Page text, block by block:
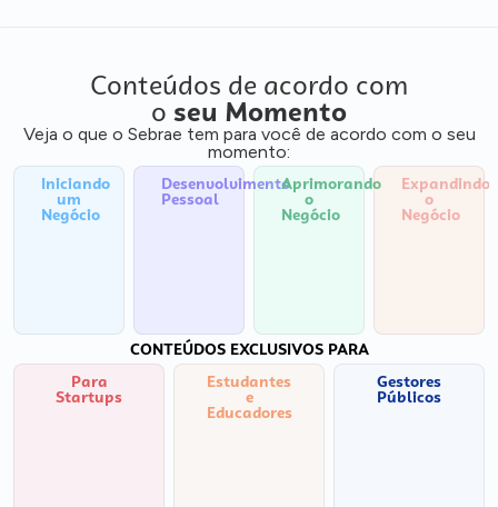
Conteúdos de acordo com
o seu Momento
Veja o que o Sebrae tem para você de acordo com o seu
momento:
Iniciando
um
Negócio
Desenvolvimento
Pessoal
Aprimorando
o
Negócio
Expandindo
o
Negócio
CONTEÚDOS EXCLUSIVOS PARA
Para
Startups
Estudantes
e
Educadores
Gestores
Públicos